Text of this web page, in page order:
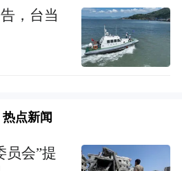
列活动启动当天，放映了
版《麦克白》，该电影由
导。8月29日，英国驻武
英国经典电影《唐顿庄园
日将在中南剧场放映英国
，台当
热点新闻
员会”提